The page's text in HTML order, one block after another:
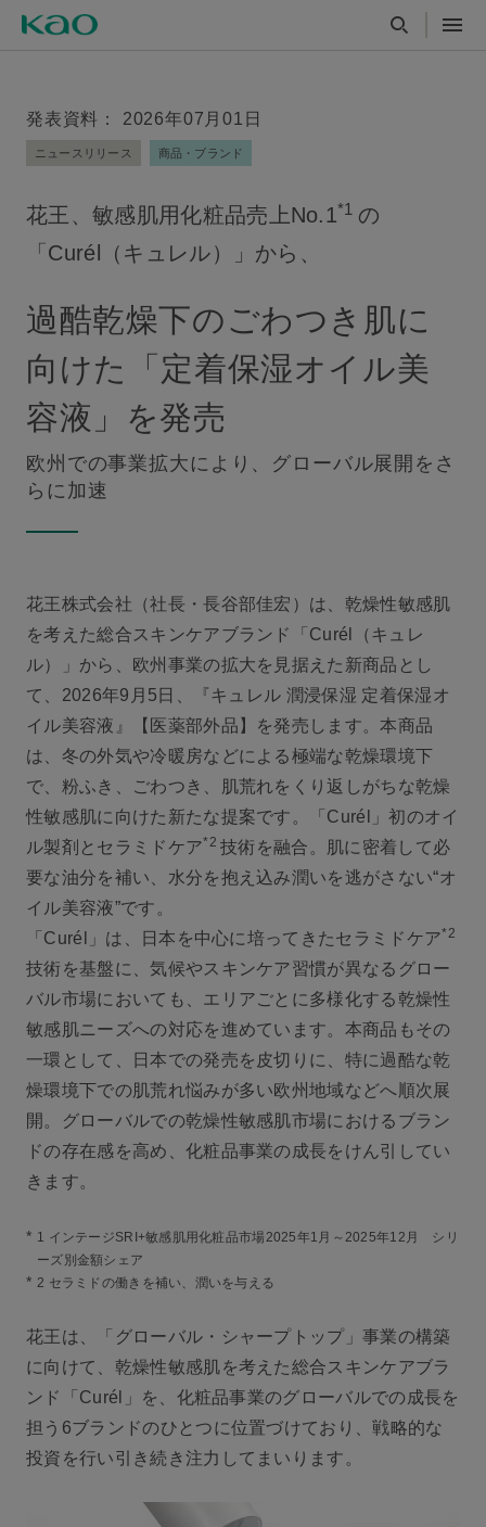
発表資料： 2026年07月01日
ニュースリリース 商品・ブランド
花王、敏感肌用化粧品売上No.1*1 の
「Curél（キュレル）」から、
過酷乾燥下のごわつき肌に
向けた「定着保湿オイル美
容液」を発売
欧州での事業拡大により、グローバル展開をさ
らに加速
花王株式会社（社長・長谷部佳宏）は、乾燥性敏感肌
を考えた総合スキンケアブランド「Curél（キュレ
ル）」から、欧州事業の拡大を見据えた新商品とし
て、2026年9月5日、『キュレル 潤浸保湿 定着保湿オ
イル美容液』【医薬部外品】を発売します。本商品
は、冬の外気や冷暖房などによる極端な乾燥環境下
で、粉ふき、ごわつき、肌荒れをくり返しがちな乾燥
性敏感肌に向けた新たな提案です。「Curél」初のオイ
ル製剤とセラミドケア*2技術を融合。肌に密着して必
要な油分を補い、水分を抱え込み潤いを逃がさない“オ
イル美容液”です。
「Curél」は、日本を中心に培ってきたセラミドケア*2
技術を基盤に、気候やスキンケア習慣が異なるグロー
バル市場においても、エリアごとに多様化する乾燥性
敏感肌ニーズへの対応を進めています。本商品もその
一環として、日本での発売を皮切りに、特に過酷な乾
燥環境下での肌荒れ悩みが多い欧州地域などへ順次展
開。グローバルでの乾燥性敏感肌市場におけるブラン
ドの存在感を高め、化粧品事業の成長をけん引してい
きます。
* 1 インテージSRI+敏感肌用化粧品市場2025年1月～2025年12月 シリ
ーズ別金額シェア
* 2 セラミドの働きを補い、潤いを与える
花王は、「グローバル・シャープトップ」事業の構築
に向けて、乾燥性敏感肌を考えた総合スキンケアブラ
ンド「Curél」を、化粧品事業のグローバルでの成長を
担う6ブランドのひとつに位置づけており、戦略的な
投資を行い引き続き注力してまいります。